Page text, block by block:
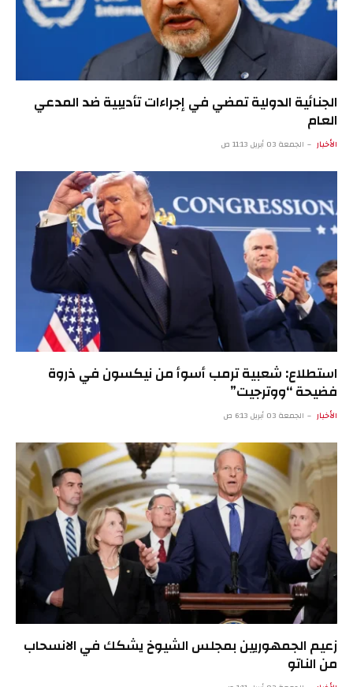
الجنائية الدولية تمضي في إجراءات تأديبية ضد المدعي
العام
الأخبار الجمعة 03 أبريل 11:13 ص
استطلاع: شعبية ترمب أسوأ من نيكسون في ذروة
فضيحة “ووترجيت”
الأخبار الجمعة 03 أبريل 6:13 ص
زعيم الجمهوريين بمجلس الشيوخ يشكك في الانسحاب
من الناتو